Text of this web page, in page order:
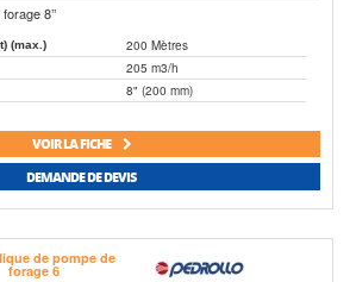
8’’
(max.) 200 Mètres
205 m3/h
8" (200 mm)
VOIR LA FICHE
DEMANDE DE DEVIS